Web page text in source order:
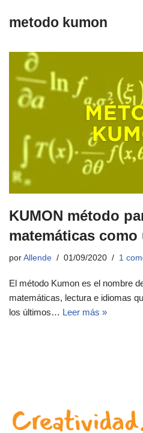
metodo kumon
KUMON método
matemáticas como
por Allende 01/09/2020 1
El método Kumon es el nombre
matemáticas, lectura e idiomas
los últimos… Leer más »